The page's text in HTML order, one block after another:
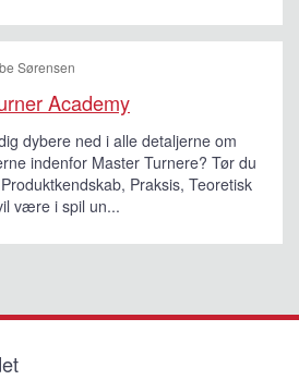
Sørensen
Academy
dybere ned i alle detaljerne om
indenfor Master Turnere? Tør du
Praksis, Teoretisk
være i spil un...